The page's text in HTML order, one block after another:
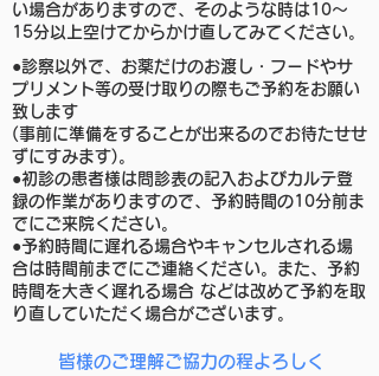
い場合がありますので、そのような時は10～
15分以上空けてからかけ直してみてください。
●診察以外で、お薬だけのお渡し・フードやサ
プリメント等の受け取りの際もご予約をお願い
致します
(事前に準備をすることが出来るのでお待たせせ
ずにすみます)。
●初診の患者様は問診表の記入およびカルテ登
録の作業がありますので、予約時間の10分前ま
でにご来院ください。
●予約時間に遅れる場合やキャンセルされる場
合は時間前までにご連絡ください。また、予約
時間を大きく遅れる場合 などは改めて予約を取
り直していただく場合がございます。
皆様のご理解ご協力の程よろしく